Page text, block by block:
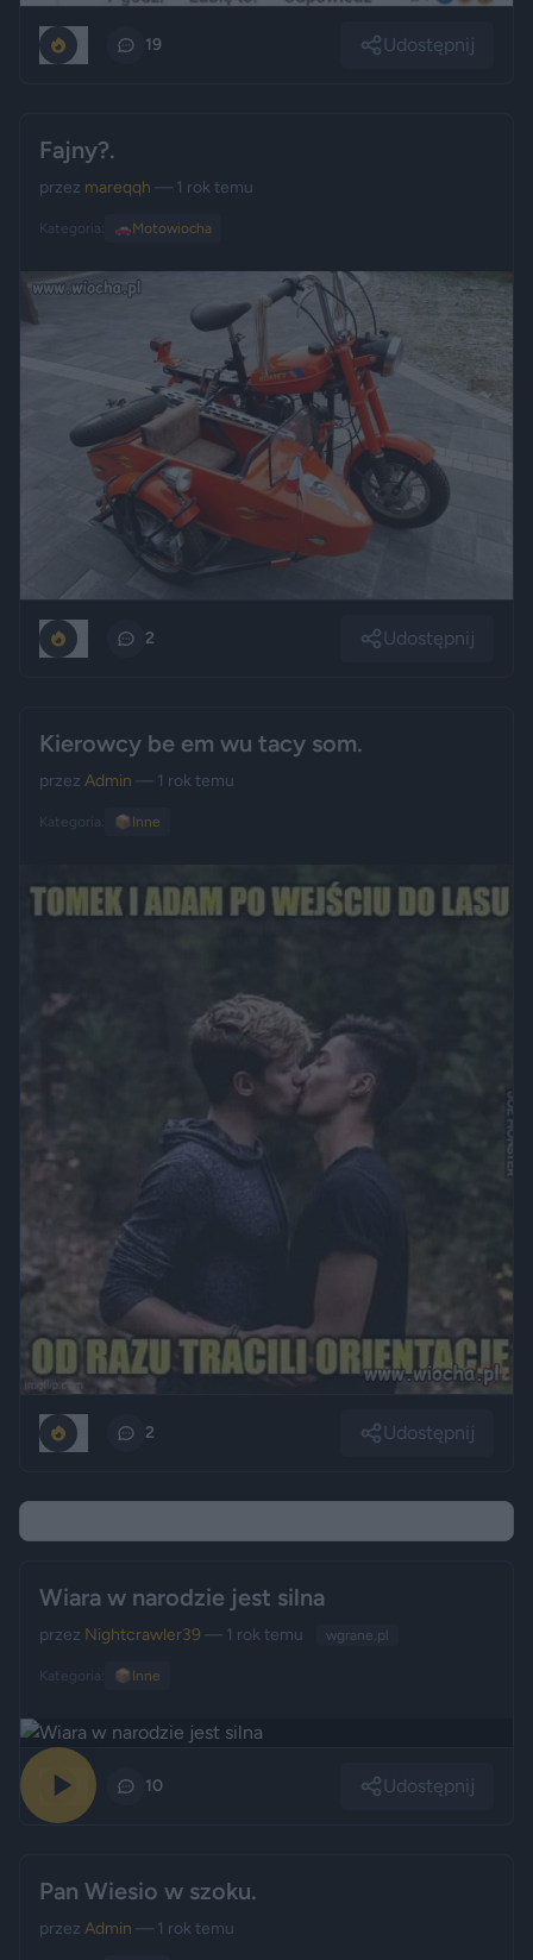
19 Udostępnij
Fajny?.
przez mareqqh — 1 rok temu
Kategoria: 🚗Motowiocha
2 Udostępnij
Kierowcy be em wu tacy som.
przez Admin — 1 rok temu
Kategoria: 📦 Inne
2 Udostępnij
Wiara w narodzie jest silna
przez Nightcrawler39 — 1 rok temu wgrane.pl
Kategoria: 📦 Inne
10 Udostępnij
Pan Wiesio w szoku.
przez Admin — 1 rok temu